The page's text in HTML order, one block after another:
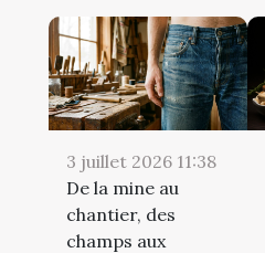
3 juillet 2026 11:38
De la mine au
chantier, des
champs aux